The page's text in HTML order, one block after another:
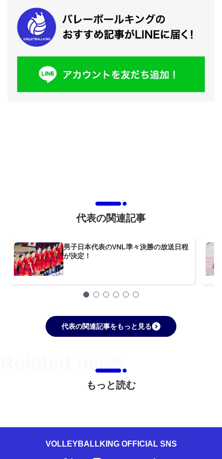
代表の関連記事
男子日本代表のVNL準々決勝の放送日程
が決定！
代表の関連記事をもっと見る
もっと読む
VOLLEYBALLKING OFFICIAL SNS